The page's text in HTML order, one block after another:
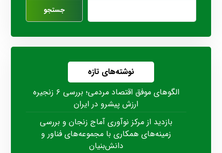
جستجو
نوشته‌های تازه
الگوهای موفق اقتصاد مردمی؛ بررسی ۶ زنجیره
ارزش پیشرو در ایران
بازدید از مرکز نوآوری آماج زنجان و بررسی
زمینه‌های همکاری با مجموعه‌های فناور و
دانش‌بنیان